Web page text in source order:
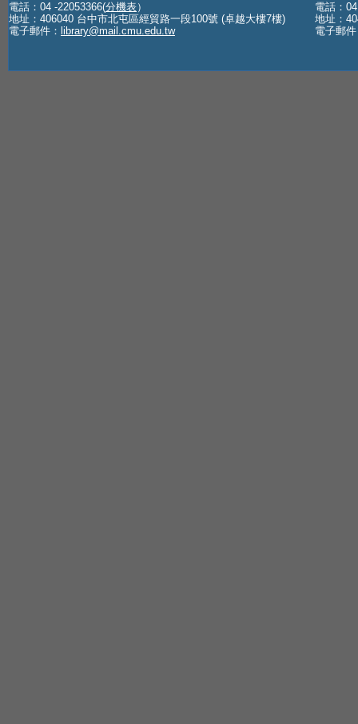
電話：04 -22053366(分機表）
地址：406040 台中市北屯區經貿路一段100號 (卓越大樓7樓)
電子郵件： library@mail.cmu.edu.tw
電話：
地址：
電子郵